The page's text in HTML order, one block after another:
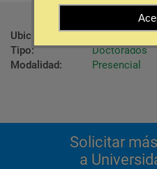
Ubicación:
Vigo - Vigo
Tipo:
Doctorados
Modalidad:
Presencial
Solicitar
a